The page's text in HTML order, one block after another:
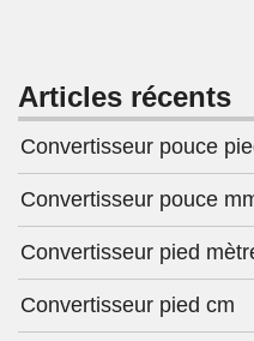
Articles récents
Convertisseur pouce
Convertisseur pouce
Convertisseur pied
Convertisseur pied cm